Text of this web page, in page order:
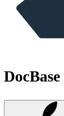
DocBase